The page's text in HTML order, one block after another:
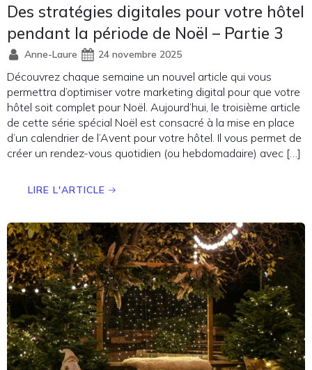
Des stratégies digitales pour votre hôtel
pendant la période de Noël – Partie 3
Anne-Laure 24 novembre 2025
Découvrez chaque semaine un nouvel article qui vous
permettra d’optimiser votre marketing digital pour que votre
hôtel soit complet pour Noël. Aujourd’hui, le troisième article
de cette série spécial Noël est consacré à la mise en place
d’un calendrier de l’Avent pour votre hôtel. Il vous permet de
créer un rendez-vous quotidien (ou hebdomadaire) avec […]
LIRE L'ARTICLE